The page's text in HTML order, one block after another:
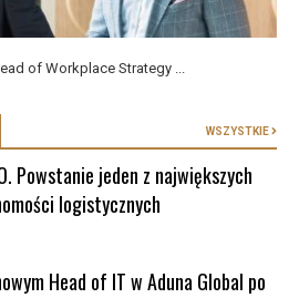
of Workplace Strategy ...
WSZYSTKIE
Powstanie jeden z największych
logistycznych
Head of IT w Aduna Global po